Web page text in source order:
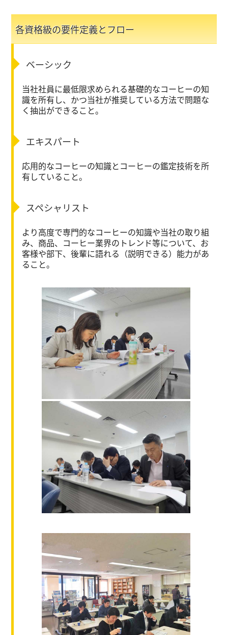
各資格級の要件定義とフロー
ベーシック
当社社員に最低限求められる基礎的なコーヒーの知
識を所有し、かつ当社が推奨している方法で問題な
く抽出ができること。
エキスパート
応用的なコーヒーの知識とコーヒーの鑑定技術を所
有していること。
スペシャリスト
より高度で専門的なコーヒーの知識や当社の取り組
み、商品、コーヒー業界のトレンド等について、お
客様や部下、後輩に語れる（説明できる）能力があ
ること。